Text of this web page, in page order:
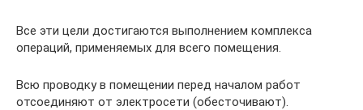
Все эти цели достигаются выполнением комплекса
операций, применяемых для всего помещения.
Всю проводку в помещении перед началом работ
отсоединяют от электросети (обесточивают).